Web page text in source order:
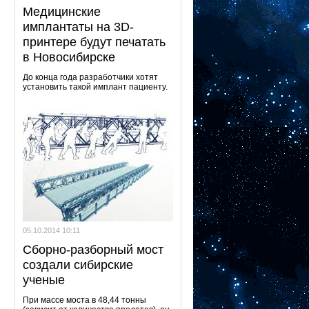
Медицинские
имплантаты на 3D-
принтере будут печатать
в Новосибирске
До конца года разработчики хотят
установить такой имплант пациенту.
05.10.2014 10:11
Сборно-разборный мост
создали сибирские
ученые
При массе моста в 48,44 тонны